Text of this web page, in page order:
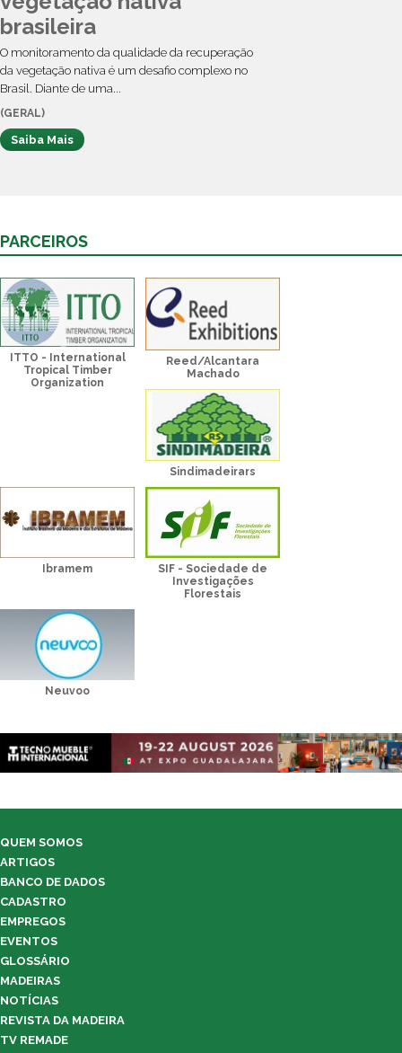
brasileira
O monitoramento da qualidade da recuperação
da vegetação nativa é um desafio complexo no
Brasil. Diante de uma...
(GERAL)
Saiba Mais
PARCEIROS
ITTO - International
Tropical Timber
Organization
Reed/Alcantara
Machado
Sindimadeirars
Ibramem
SIF - Sociedade de
Investigações
Florestais
Neuvoo
QUEM SOMOS
ARTIGOS
BANCO DE DADOS
CADASTRO
EMPREGOS
EVENTOS
GLOSSÁRIO
MADEIRAS
NOTÍCIAS
REVISTA DA MADEIRA
TV REMADE